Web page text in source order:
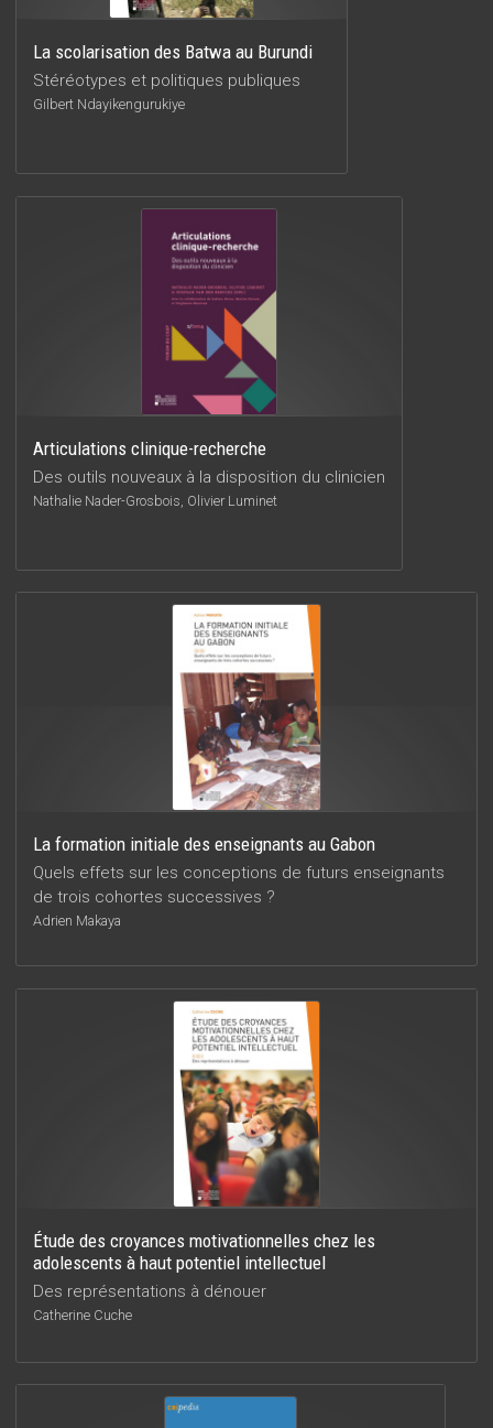
La scolarisation des Batwa au Burundi
Stéréotypes et politiques publiques
Gilbert Ndayikengurukiye
Articulations clinique-recherche
Des outils nouveaux à la disposition du clinicien
Nathalie Nader-Grosbois, Olivier Luminet
La formation initiale des enseignants au Gabon
Quels effets sur les conceptions de futurs enseignants
de trois cohortes successives ?
Adrien Makaya
Étude des croyances motivationnelles chez les
adolescents à haut potentiel intellectuel
Des représentations à dénouer
Catherine Cuche